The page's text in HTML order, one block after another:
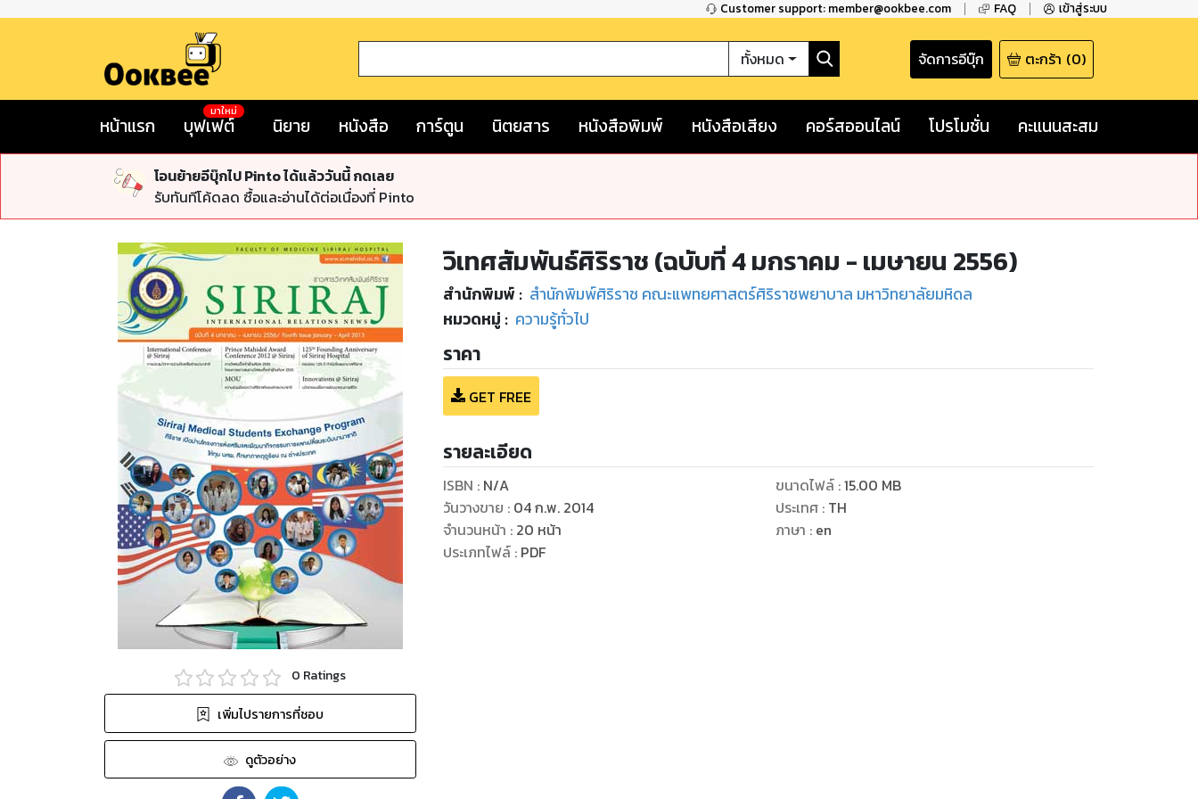
Customer support: member@ookbee.com FAQ เข้าสู่ระบบ
ทั้งหมด จัดการอีบุ๊ก ตะกร้า (0)
หน้าแรก บุฟเฟต์
มาใหม่
นิยาย หนังสือ การ์ตูน นิตยสาร หนังสือพิมพ์ หนังสือเสียง คอร์สออนไลน์ โปรโมชั่น คะแนนสะสม
โอนย้ายอีบุ๊กไป Pinto ได้แล้ววันนี้ กดเลย
รับทันทีโค้ดลด ซื้อและอ่านได้ต่อเนื่องที่ Pinto
0 Ratings
เพิ่มไปรายการที่ชอบ
ดูตัวอย่าง
วิเทศสัมพันธ์ศิริราช (ฉบับที่ 4 มกราคม - เมษายน 2556)
สำนักพิมพ์ : สำนักพิมพ์ศิริราช คณะแพทยศาสตร์ศิริราชพยาบาล มหาวิทยาลัยมหิดล
หมวดหมู่ : ความรู้ทั่วไป
ราคา
GET FREE
รายละเอียด
ISBN : N/A
วันวางขาย : 04 ก.พ. 2014
จำนวนหน้า : 20 หน้า
ประเภทไฟล์: PDF
ขนาดไฟล์:15.00 MB
ประเทศ : TH
ภาษา : en